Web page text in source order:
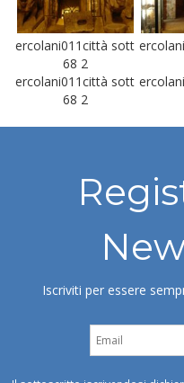
ercolani011città sott
68 2
ercolani011città sott
68 2
Iscriviti per essere